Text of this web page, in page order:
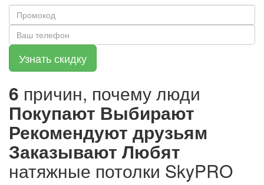
6 причин, почему люди
Покупают Выбирают
Рекомендуют друзьям
Заказывают Любят
натяжные потолки SkyPRO